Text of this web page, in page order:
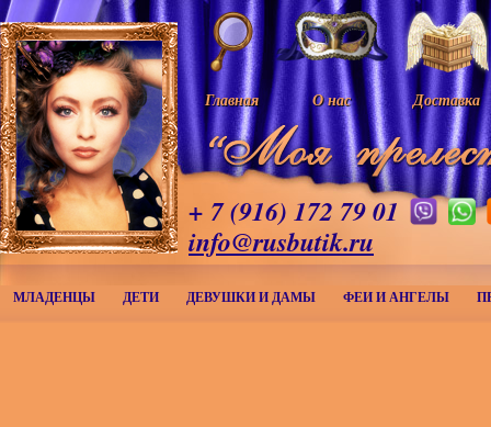
Главная О нас Доставка
+ 7 (916) 172 79 01
info@rusbutik.ru
МЛАДЕНЦЫ ДЕТИ ДЕВУШКИ И ДАМЫ ФЕИ И АНГЕЛЫ